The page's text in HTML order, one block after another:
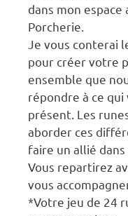
dans mon espace
Porcherie.
Je vous conterai
pour créer votre
ensemble que
répondre à ce
présent. Les
aborder ces
faire un allié
Vous repartirez
vous
*Votre jeu de 24